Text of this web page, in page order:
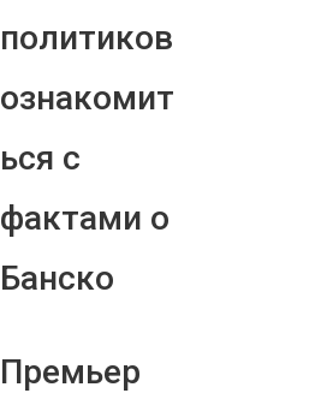
политиков
ознакомит
ься с
фактами о
Банско
Премьер